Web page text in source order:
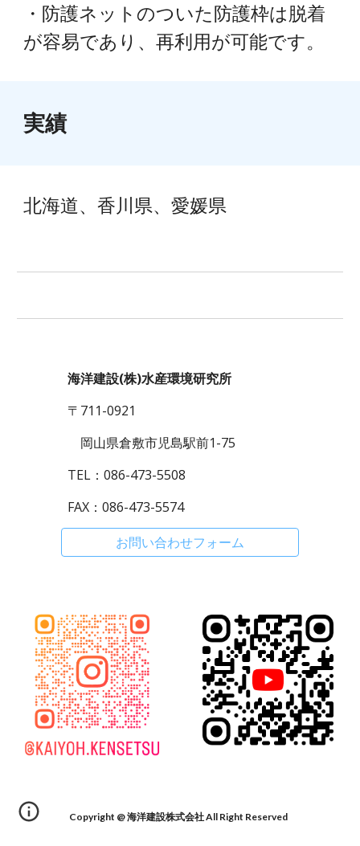
・防護ネットのついた防護枠は脱着
が容易であり、再利用が可能です。
実績
北海道、香川県、愛媛県
海洋建設(株)水産環境研究所
〒711-0921
岡山県倉敷市児島駅前1-75
TEL：086-473-5508
FAX：086-473-5574
お問い合わせフォーム
Copyright @ 海洋建設株式会社 All Right Reserved